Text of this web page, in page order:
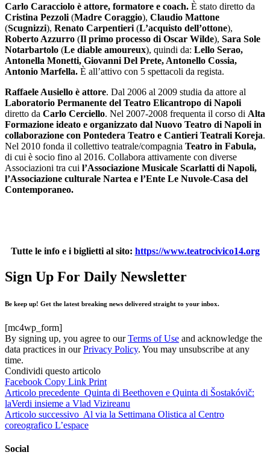
Carlo Caracciolo è attore, formatore e coach. È stato diretto da
Cristina Pezzoli (Madre Coraggio), Claudio Mattone
(Scugnizzi), Renato Carpentieri (L’acquisto dell’ottone),
Roberto Azzurro (Il primo processo di Oscar Wilde), Sara Sole
Notarbartolo (Le diable amoureux), quindi da: Lello Serao,
Antonella Monetti, Giovanni Del Prete, Antonello Cossia,
Antonio Marfella. È all’attivo con 5 spettacoli da regista.
Raffaele Ausiello è attore. Dal 2006 al 2009 studia da attore al
Laboratorio Permanente del Teatro Elicantropo di Napoli
diretto da Carlo Cerciello. Nel 2007-2008 frequenta il corso di Alta
Formazione ideato e organizzato dal Nuovo Teatro di Napoli in
collaborazione con Pontedera Teatro e Cantieri Teatrali Koreja.
Nel 2010 fonda il collettivo teatrale/compagnia Teatro in Fabula,
di cui è socio fino al 2016. Collabora attivamente con diverse
Associazioni tra cui l’Associazione Musicale Scarlatti di Napoli,
l’Associazione culturale Nartea e l’Ente Le Nuvole-Casa del
Contemporaneo.
Tutte le info e i biglietti al sito: https://www.teatrocivico14.org
Sign Up For Daily Newsletter
Be keep up! Get the latest breaking news delivered straight to your inbox.
[mc4wp_form]
By signing up, you agree to ourTerms of Use and acknowledge the
data practices in ourPrivacy Policy. You may unsubscribe at any
time.
Condividi questo articolo
Facebook Copy Link Print
Articolo precedente Quinta di Beethoven e Quinta di Šostakóvič:
laVerdi insieme a Vlad Vizireanu
Articolo successivo Al via la Settimana Olistica al Centro
coreografico L’espace
Social